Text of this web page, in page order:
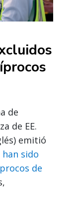
de
de EE.
emitió
sido
de